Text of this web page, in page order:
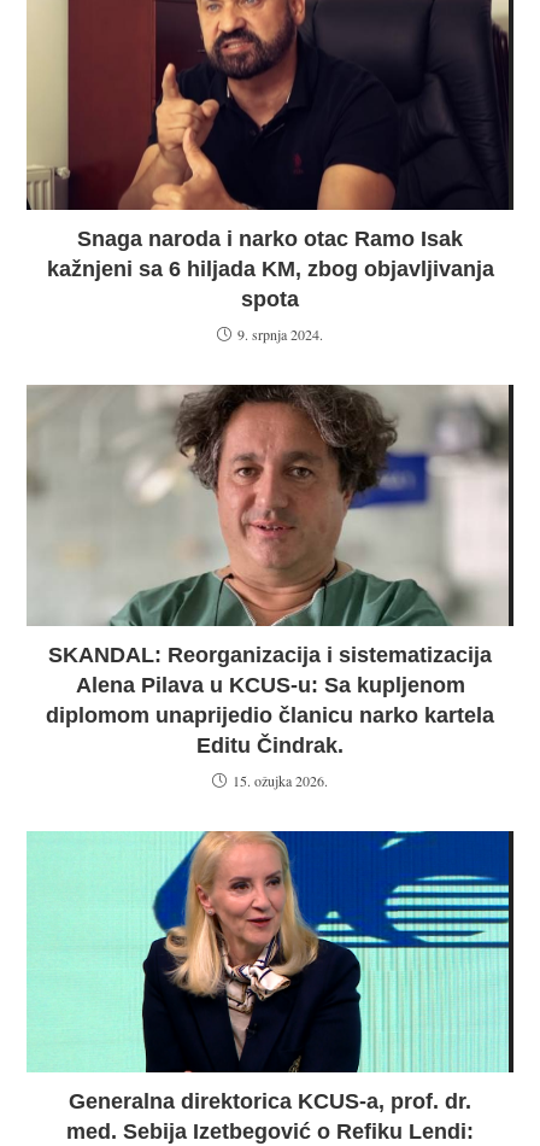
Snaga naroda i narko otac Ramo Isak
kažnjeni sa 6 hiljada KM, zbog objavljivanja
spota
9. srpnja 2024.
SKANDAL: Reorganizacija i sistematizacija
Alena Pilava u KCUS-u: Sa kupljenom
diplomom unaprijedio članicu narko kartela
Editu Čindrak.
15. ožujka 2026.
Generalna direktorica KCUS-a, prof. dr.
med. Sebija Izetbegović o Refiku Lendi: